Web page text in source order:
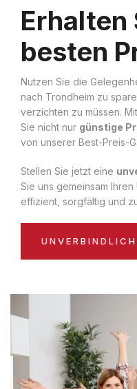
Erhalten
besten
Nutzen Sie die
nach Trondheim zu
verzichten zu müssen.
Sie nicht nur günstige
von unserer Best-Preis-
Stellen Sie jetzt eine
Sie uns gemeinsam
effizient, sorgfältig und